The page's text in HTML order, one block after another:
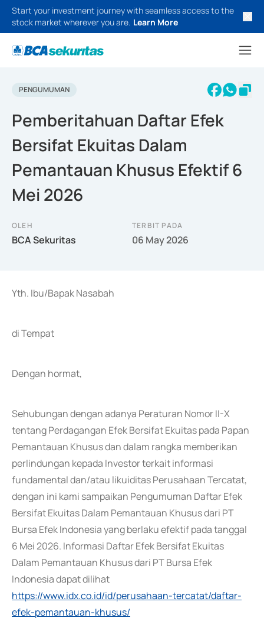
Start your investment journey with seamless access to the
stock market wherever you are. Learn More
PENGUMUMAN
Pemberitahuan Daftar Efek
Bersifat Ekuitas Dalam
Pemantauan Khusus Efektif 6
Mei 2026
OLEH
BCA Sekuritas
TERBIT PADA
06 May 2026
Yth. Ibu/Bapak Nasabah
di Tempat
Dengan hormat,
Sehubungan dengan adanya Peraturan Nomor II-X
tentang Perdagangan Efek Bersifat Ekuitas pada Papan
Pemantauan Khusus dan dalam rangka memberikan
perlindungan kepada Investor terkait informasi
fundamental dan/atau likuiditas Perusahaan Tercatat,
dengan ini kami sampaikan Pengumuman Daftar Efek
Bersifat Ekuitas Dalam Pemantauan Khusus dari PT
Bursa Efek Indonesia yang berlaku efektif pada tanggal
6 Mei 2026. Informasi Daftar Efek Bersifat Ekuitas
Dalam Pemantauan Khusus dari PT Bursa Efek
Indonesia dapat dilihat
https://www.idx.co.id/id/perusahaan-tercatat/daftar-
efek-pemantauan-khusus/